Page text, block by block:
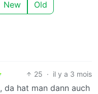
New Old
25 · il y a 3 mois
da hat man dann auch